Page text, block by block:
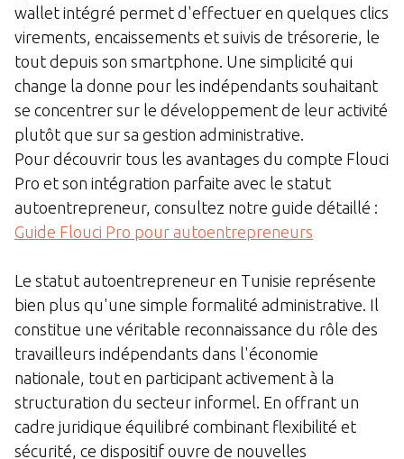
wallet intégré permet d'effectuer en quelques clics
virements, encaissements et suivis de trésorerie, le
tout depuis son smartphone. Une simplicité qui
change la donne pour les indépendants souhaitant
se concentrer sur le développement de leur activité
plutôt que sur sa gestion administrative.
Pour découvrir tous les avantages du compte Flouci
Pro et son intégration parfaite avec le statut
autoentrepreneur, consultez notre guide détaillé :
Guide Flouci Pro pour autoentrepreneurs
Le statut autoentrepreneur en Tunisie représente
bien plus qu'une simple formalité administrative. Il
constitue une véritable reconnaissance du rôle des
travailleurs indépendants dans l'économie
nationale, tout en participant activement à la
structuration du secteur informel. En offrant un
cadre juridique équilibré combinant flexibilité et
sécurité, ce dispositif ouvre de nouvelles